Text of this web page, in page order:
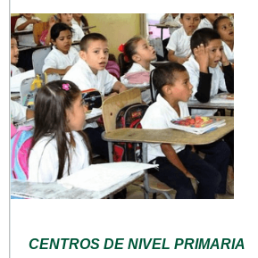
CENTROS DE NIVEL PRIMARIA